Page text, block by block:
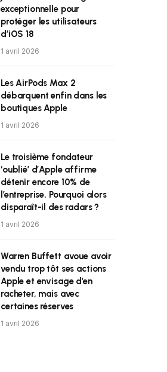
exceptionnelle pour
protéger les utilisateurs
d’iOS 18
1 avril 2026
Les AirPods Max 2
débarquent enfin dans les
boutiques Apple
1 avril 2026
Le troisième fondateur
‘oublié’ d’Apple affirme
détenir encore 10% de
l’entreprise. Pourquoi alors
disparaît-il des radars ?
1 avril 2026
Warren Buffett avoue avoir
vendu trop tôt ses actions
Apple et envisage d’en
racheter, mais avec
certaines réserves
1 avril 2026